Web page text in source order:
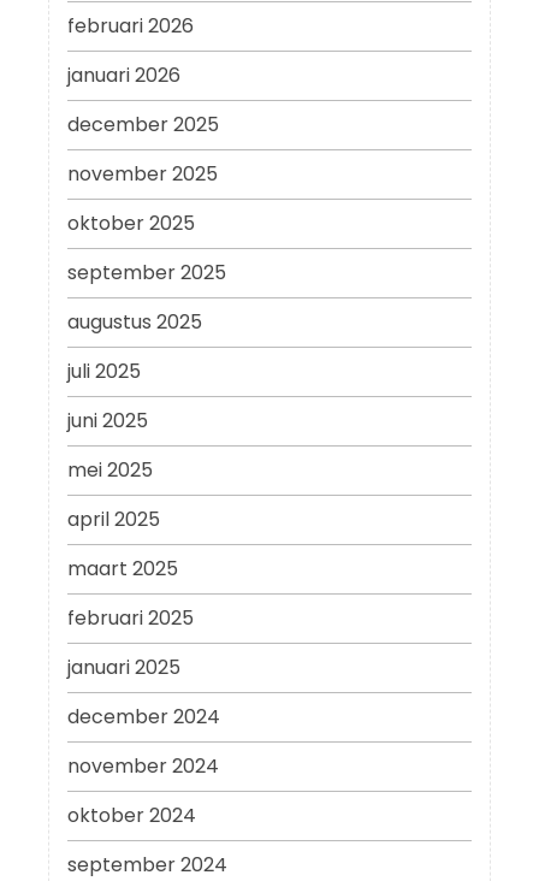
februari 2026
januari 2026
december 2025
november 2025
oktober 2025
september 2025
augustus 2025
juli 2025
juni 2025
mei 2025
april 2025
maart 2025
februari 2025
januari 2025
december 2024
november 2024
oktober 2024
september 2024